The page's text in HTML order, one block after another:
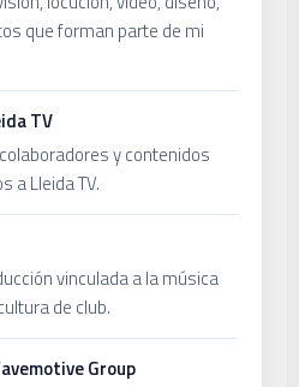
que forman parte de mi
TV
y contenidos
a Lleida TV.
vinculada a la música
de club.
Group